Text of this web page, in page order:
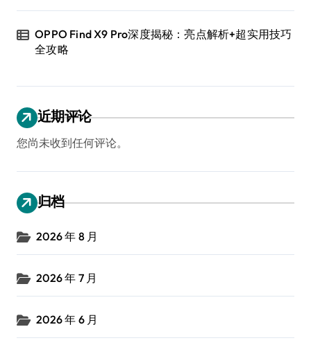
OPPO Find X9 Pro深度揭秘：亮点解析+超实用技巧
全攻略
近期评论
您尚未收到任何评论。
归档
2026 年 8 月
2026 年 7 月
2026 年 6 月